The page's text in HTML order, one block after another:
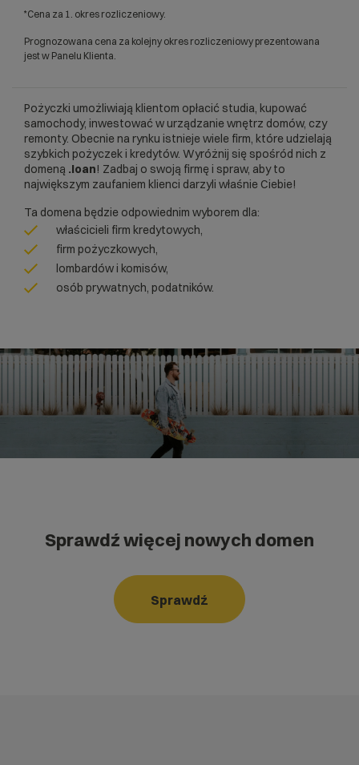
*Cena za 1. okres rozliczeniowy.
Prognozowana cena za kolejny okres rozliczeniowy prezentowana
jest w Panelu Klienta.
Pożyczki umożliwiają klientom opłacić studia, kupować
samochody, inwestować w urządzanie wnętrz domów, czy
remonty. Obecnie na rynku istnieje wiele firm, które udzielają
szybkich pożyczek i kredytów. Wyróżnij się spośród nich z
domeną .loan! Zadbaj o swoją firmę i spraw, aby to
największym zaufaniem klienci darzyli właśnie Ciebie!
Ta domena będzie odpowiednim wyborem dla:
właścicieli firm kredytowych,
firm pożyczkowych,
lombardów i komisów,
osób prywatnych, podatników.
Sprawdź więcej nowych domen
Sprawdź